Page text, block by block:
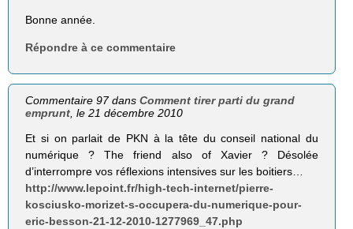
Bonne année.
Répondre à ce commentaire
Commentaire 97 dansComment tirer parti du grand
emprunt, le 21 décembre 2010
Et si on parlait de PKN à la tête du conseil national du
numérique ? The friend also of Xavier ? Désolée
d’interrompre vos réflexions intensives sur les boitiers…
http://www.lepoint.fr/high-tech-internet/pierre-
kosciusko-morizet-s-occupera-du-numerique-pour-
eric-besson-21-12-2010-1277969_47.php